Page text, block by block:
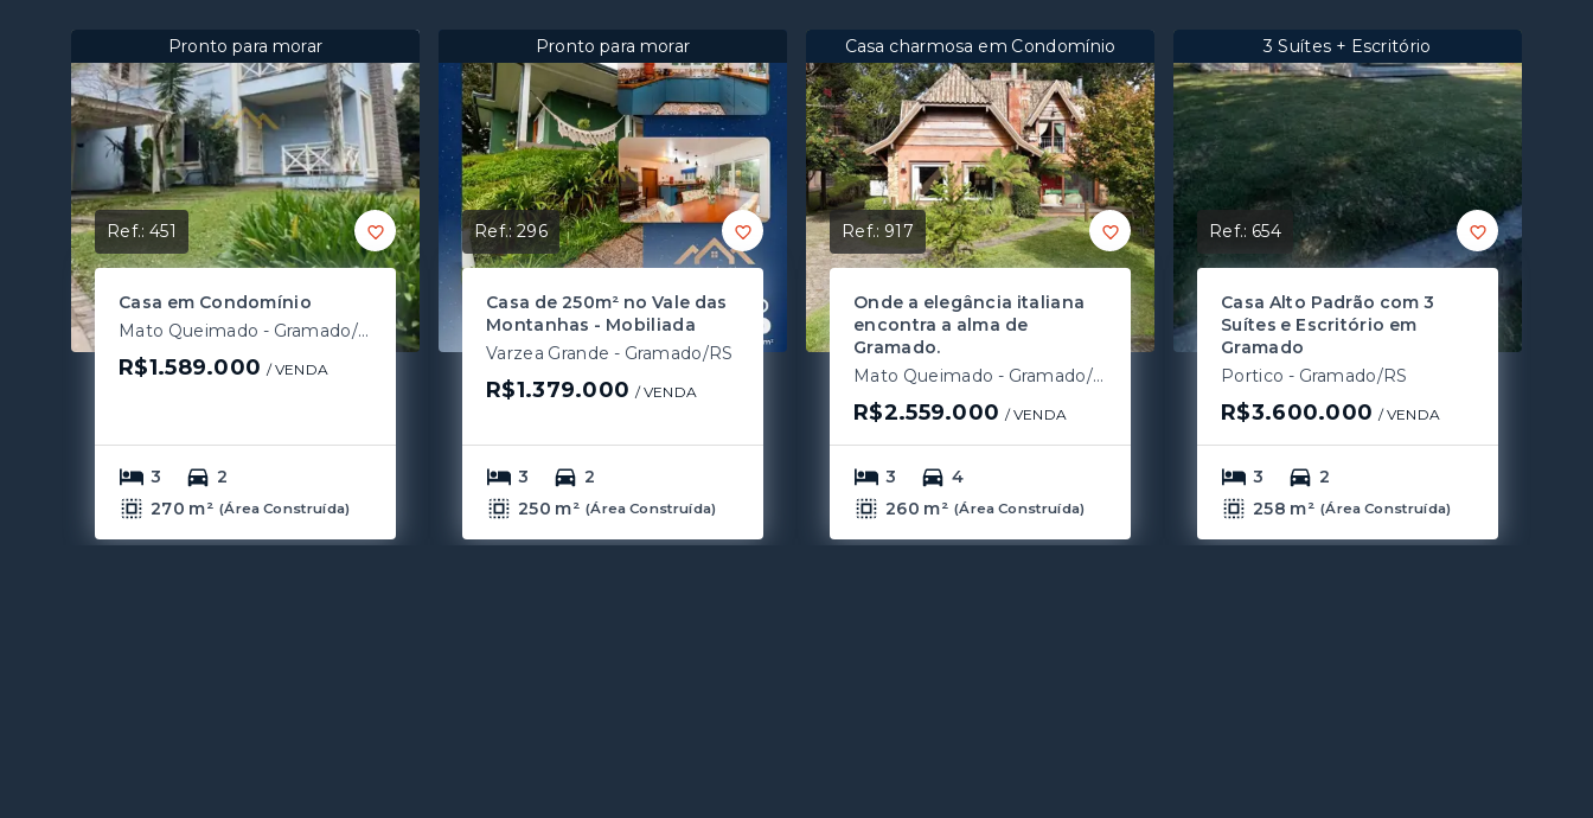
Pronto para morar
Ref.:451
Casa em Condomínio
Mato Queimado - Gramado/RS
R$1.589.000 / VENDA
3
2
270 m² (Área Construída)
Pronto para morar
Ref.:296
Casa de 250m² no Vale das
Montanhas - Mobiliada
Varzea Grande - Gramado/RS
R$1.379.000 / VENDA
3
2
250 m² (Área Construída)
Casa charmosa em Condomínio
Ref.: 917
Onde a elegância italiana
encontra a alma de
Gramado.
Mato Queimado - Gramado/RS
R$2.559.000 / VENDA
3
4
260 m² (Área Construída)
3 Suítes + Escritório
Ref.: 654
Casa Alto Padrão com 3
Suítes e Escritório em
Gramado
Portico - Gramado/RS
R$3.600.000 / VENDA
3
2
258 m² (Área Construída)